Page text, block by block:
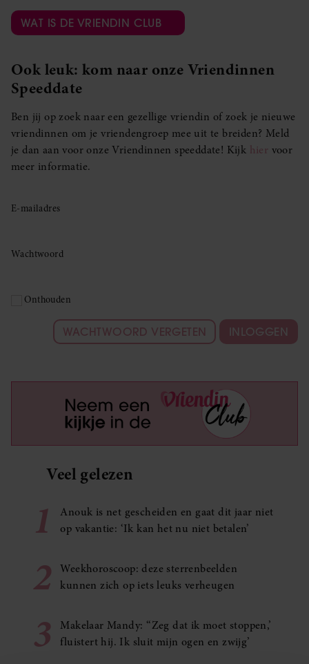
WAT IS DE VRIENDIN CLUB
Ook leuk: kom naar onze Vriendinnen
Speeddate
Ben jij op zoek naar een gezellige vriendin of zoek je nieuwe
vriendinnen om je vriendengroep mee uit te breiden? Meld
je dan aan voor onze Vriendinnen speeddate! Kijk hier voor
meer informatie.
E-mailadres
Wachtwoord
Onthouden
WACHTWOORD VERGETEN INLOGGEN
Veel gelezen
1
Anouk is net gescheiden en gaat dit jaar niet
op vakantie: ‘Ik kan het nu niet betalen’
2
Weekhoroscoop: deze sterrenbeelden
kunnen zich op iets leuks verheugen
3
Makelaar Mandy: ‘‘Zeg dat ik moet stoppen,’
fluistert hij. Ik sluit mijn ogen en zwijg’